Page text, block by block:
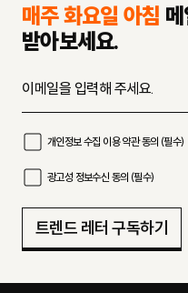
매주 화요일 아침
받아보세요.
개인정보 수집 이용 약관 동의 (필수)
광고성 정보수신 동의 (필수)
트렌드 레터 구독하기